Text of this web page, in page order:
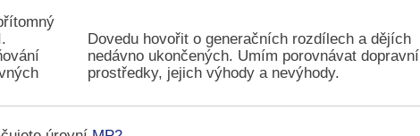
Dovedu hovořit o generačních rozdílech a dějích
nedávno ukončených. Umím porovnávat dopravní
prostředky, jejich výhody a nevýhody.